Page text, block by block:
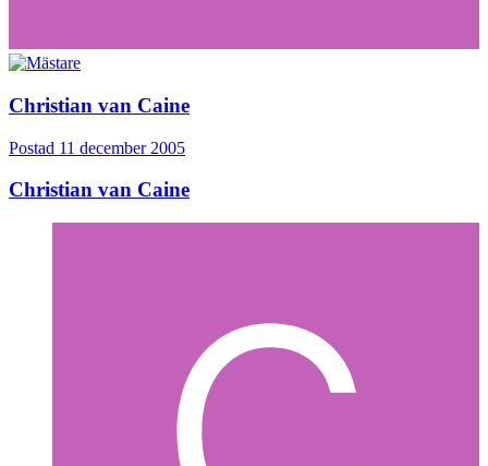
Christian van Caine
Postad 11 december 2005
Christian van Caine